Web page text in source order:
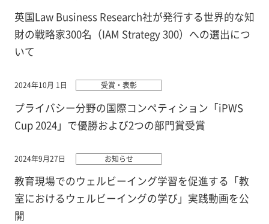
英国Law Business Research社が発行する世界的な知
財の戦略家300名（IAM Strategy 300）への選出につ
いて
2024年10月 1日 受賞・表彰
プライバシー分野の国際コンペティション「iPWS
Cup 2024」で優勝および2つの部門賞受賞
2024年9月27日 お知らせ
教育現場でのウェルビーイング学習を促進する「教
室におけるウェルビーイングの学び」実践動画を公
開